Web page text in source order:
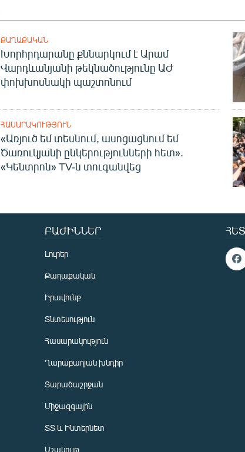
ՔԱՂԱՔԱԿԱՆ
Խորհրդարանը քննարկում է Արամ
Վարդևանյանի թեկնածությունը ԱԺ
փոխխոսնակի պաշտոնում
ՀԱՍԱՐԱԿՈՒԹՅՈՒՆ
«Առյուծ եմ տեսնում, ասոցացնում եմ
Ծառուկյանի ընկերությունների հետ».
«Կենտրոն» TV-ն տուգանվեց
ԲԱԺԻՆՆԵՐ
Լուրեր
Քաղաքական
Իրավունք
Տնտեսություն
Հասարակություն
Ղարաբաղյան խնդիր
Տարածաշրջան
Միջազգային
ՏՏ և Ինտերնետ
Մշակույթ